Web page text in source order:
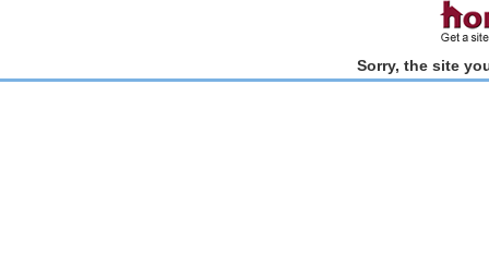
Sorry, the site